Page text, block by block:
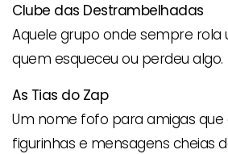
Clube das Destrambelhadas
Aquele grupo onde sempre rola
quem esqueceu ou perdeu algo.
As Tias do Zap
Um nome fofo para amigas
figurinhas e mensagens cheias